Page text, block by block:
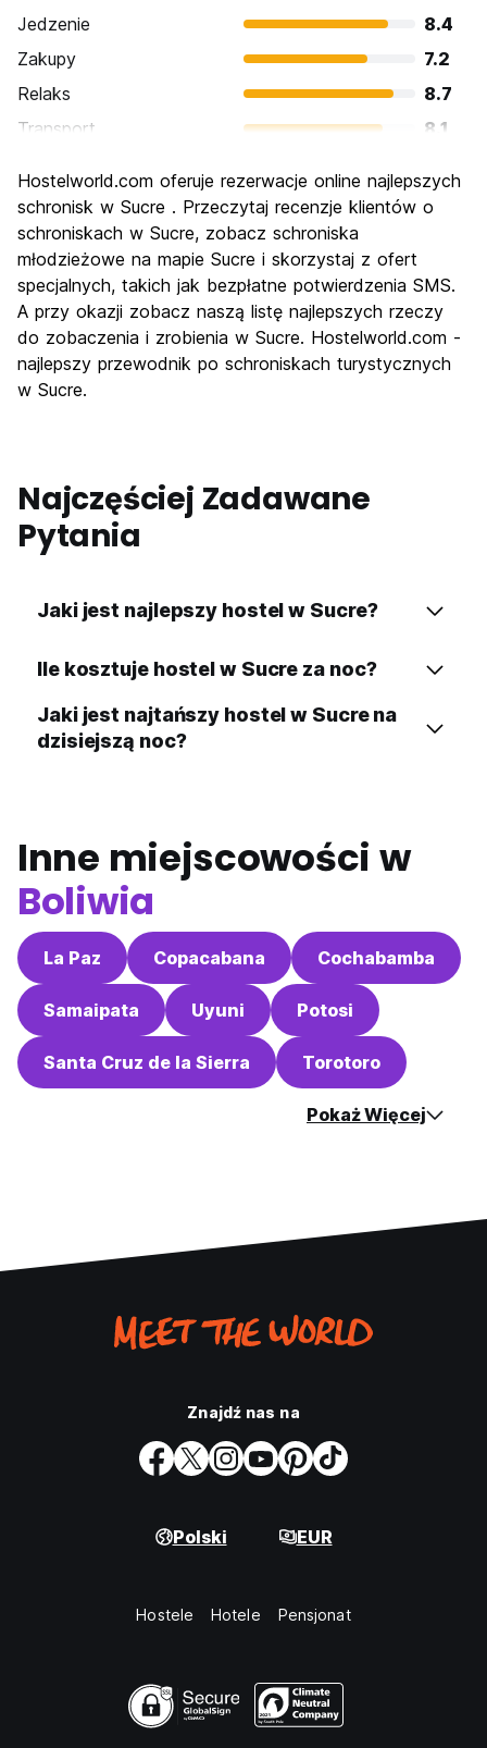
Jedzenie
8.4
Zakupy
7.2
Relaks
8.7
Transport
8.1
Kultura
8.8
Imprezy
Najlepsza wartość
Hostelworld.com oferuje rezerwacje online najlepszych
schronisk w Sucre . Przeczytaj recenzje klientów o
schroniskach w Sucre, zobacz schroniska
młodzieżowe na mapie Sucre i skorzystaj z ofert
specjalnych, takich jak bezpłatne potwierdzenia SMS.
A przy okazji zobacz naszą listę najlepszych rzeczy
do zobaczenia i zrobienia w Sucre. Hostelworld.com -
najlepszy przewodnik po schroniskach turystycznych
w Sucre.
Najczęściej Zadawane
Pytania
Jaki jest najlepszy hostel w Sucre?
Ile kosztuje hostel w Sucre za noc?
Jaki jest najtańszy hostel w Sucre na
dzisiejszą noc?
Inne miejscowości w
Boliwia
La Paz Copacabana Cochabamba
Samaipata Uyuni Potosi
Santa Cruz de la Sierra Torotoro
Pokaż Więcej
Znajdź nas na
Polski EUR
Hostele Hotele Pensjonat